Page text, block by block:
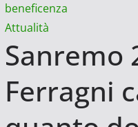
beneficenza
Attualità
Sanremo
Ferragni